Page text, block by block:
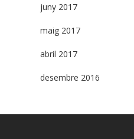
juny 2017
maig 2017
abril 2017
desembre 2016